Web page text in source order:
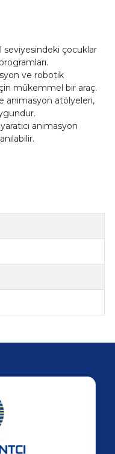
seviyesindeki çocuklar
ve robotik
mükemmel bir araç.
animasyon atölyeleri,
animasyon